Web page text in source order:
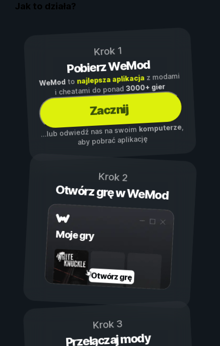
Jak to działa?
Krok 1
Pobierz WeMod
WeModto najlepsza aplikacjaz modami
i cheatami do ponad3000+ gier
Zacznij
...lub odwiedź nas na swoim komputerze,
aby pobrać aplikację
Krok 2
Otwórz grę w WeMod
Moje gry
Otwórz grę
Krok 3
Przełączaj mody